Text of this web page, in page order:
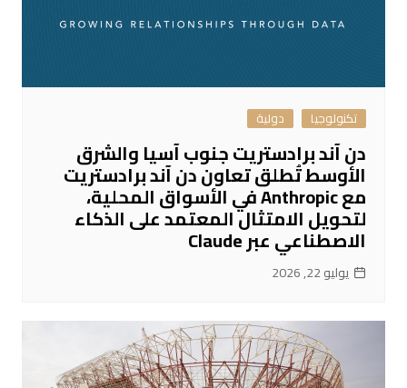
تكنولوجيا دولية
دن آند برادستريت جنوب آسيا والشرق
الأوسط تُطلق تعاون دن آند برادستريت
مع Anthropic في الأسواق المحلية،
لتحويل الامتثال المعتمد على الذكاء
الاصطناعي عبر Claude
يوليو 22, 2026